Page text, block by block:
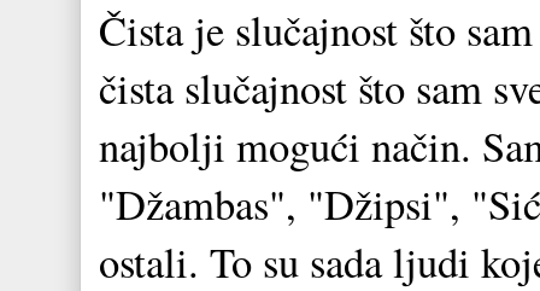
Čista je slučajnost što
čista slučajnost što sam
najbolji mogući način.
"Džambas", "Džipsi",
ostali. To su sada ljudi